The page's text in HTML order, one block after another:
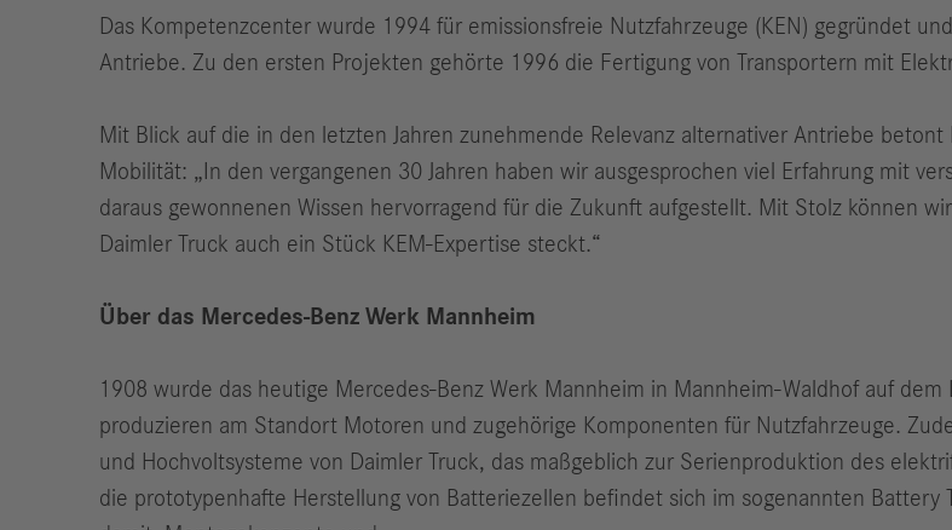
Das Kompetenzcenter wurde 1994 für emissionsfreie Nutzfahrzeuge (KEN) gegründet
Antriebe. Zu den ersten Projekten gehörte 1996 die Fertigung von Transportern mit
Mit Blick auf die in den letzten Jahren zunehmende Relevanz alternativer Antriebe
Mobilität: „In den vergangenen 30 Jahren haben wir ausgesprochen viel Erfahrung mit
daraus gewonnenen Wissen hervorragend für die Zukunft aufgestellt. Mit Stolz können
Daimler Truck auch ein Stück KEM-Expertise steckt.“
Über das Mercedes-Benz Werk Mannheim
1908 wurde das heutige Mercedes-Benz Werk Mannheim in Mannheim-Waldhof auf
produzieren am Standort Motoren und zugehörige Komponenten für Nutzfahrzeuge.
und Hochvoltsysteme von Daimler Truck, das maßgeblich zur Serienproduktion des
die prototypenhafte Herstellung von Batteriezellen befindet sich im sogenannten Battery